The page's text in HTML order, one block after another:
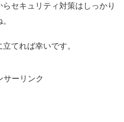
セキュリティ対策はしっかり
てれば幸いです。
サーリンク